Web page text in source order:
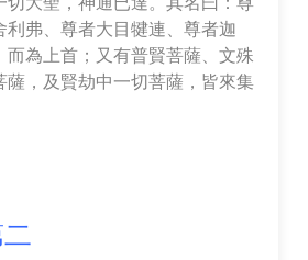
利弗、尊者大目犍連、尊者迦
而為上首；又有普賢菩薩、文殊
薩，及賢劫中一切菩薩，皆來集